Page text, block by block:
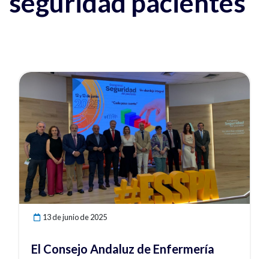
13 de junio de 2025
El Consejo Andaluz de Enfermería
Ver noticia